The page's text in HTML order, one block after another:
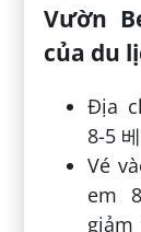
Vườn
của du
Địa
8-5
Vé
em
giảm